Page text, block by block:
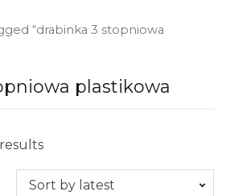
“drabinka 3 stopniowa
plastikowa